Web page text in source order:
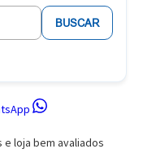
BUSCAR
e loja bem avaliados